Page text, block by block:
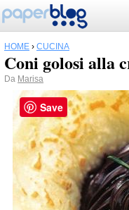
HOME › CUCINA
Coni golosi alla
Da Marisa
Save